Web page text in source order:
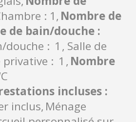
: 1 Nombre de
de bain/douche :
douche : 1
Salle de
: 1 Nombre
incluses :
inclus Ménage